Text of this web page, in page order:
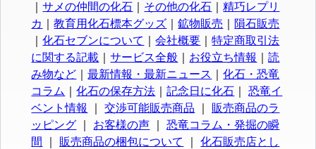
｜サメの仲間の化石 その他の化石 ｜精巧レプリ
カ
｜教育用化石標本グッズ ｜鉱物販売
隕石販売
｜化石セブンについて ｜会社概要 ｜特定商取引法
に関する記載 ｜サービス全般 お役立ち情報 ｜読
み物など ｜最新情報・最新ニュース ｜化石・恐竜
コラム
｜化石の保存方法 ｜記念日に化石 ｜恐竜イ
ベント情報
｜交渉可能販売商品
販売商品のラ
ッピング
お客様の声 ｜恐竜コラム・発掘の瞬
間
販売商品の梱包について ｜化石販売店とし